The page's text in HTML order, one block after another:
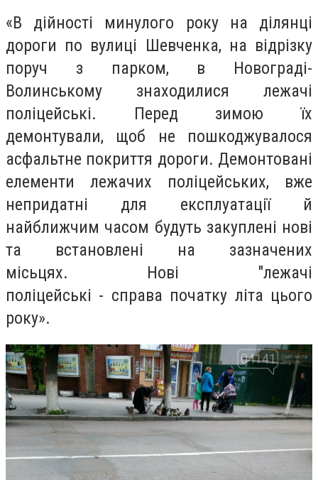
«В дійності минулого року на ділянці
дороги по вулиці Шевченка, на відрізку
поруч з парком, в Новограді-
Волинському знаходилися лежачі
поліцейські. Перед зимою їх
демонтували, щоб не пошкоджувалося
асфальтне покриття дороги. Демонтовані
елементи лежачих поліцейських, вже
непридатні для експлуатації й
найближчим часом будуть закуплені нові
та встановлені на зазначених
місьцях. Нові "лежачі
поліцейські - справа початку літа цього
року».